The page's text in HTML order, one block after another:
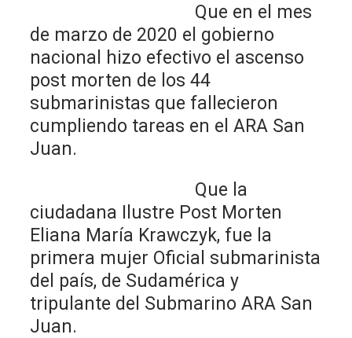
Que en el mes
de marzo de 2020 el gobierno
nacional hizo efectivo el ascenso
post morten de los 44
submarinistas que fallecieron
cumpliendo tareas en el ARA San
Juan.
Que la
ciudadana Ilustre Post Morten
Eliana María Krawczyk, fue la
primera mujer Oficial submarinista
del país, de Sudamérica y
tripulante del Submarino ARA San
Juan.